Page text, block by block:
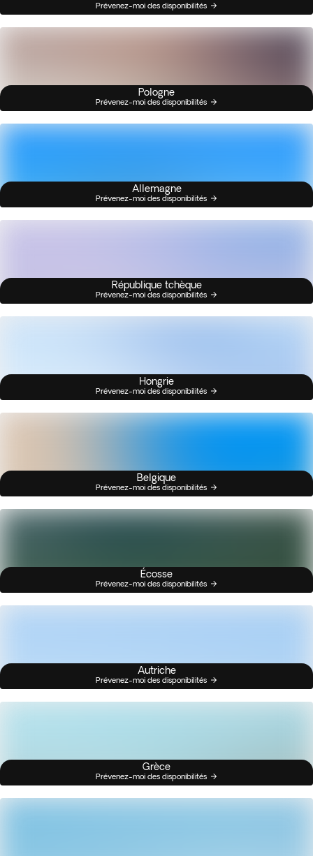
Prévenez-moi des disponibilités
Pologne
Prévenez-moi des disponibilités
Allemagne
Prévenez-moi des disponibilités
République tchèque
Prévenez-moi des disponibilités
Hongrie
Prévenez-moi des disponibilités
Belgique
Prévenez-moi des disponibilités
Écosse
Prévenez-moi des disponibilités
Autriche
Prévenez-moi des disponibilités
Grèce
Prévenez-moi des disponibilités